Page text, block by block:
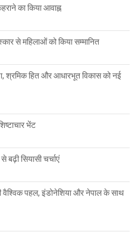
का किया आवाह्न
से महिलाओं को किया सम्मानित
श्रमिक हित और आधारभूत विकास को नई
भेंट
सियासी चर्चाएं
पहल, इंडोनेशिया और नेपाल के साथ